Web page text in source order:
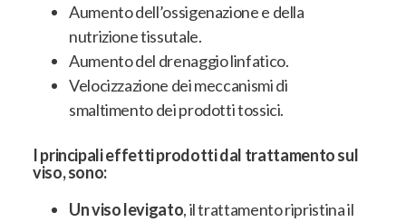
Aumento dell’ossigenazione e della
nutrizione tissutale.
Aumento del drenaggio linfatico.
Velocizzazione dei meccanismi di
smaltimento dei prodotti tossici.
I principali effetti prodotti dal trattamento sul
viso, sono:
Un viso levigato, il trattamento ripristina il